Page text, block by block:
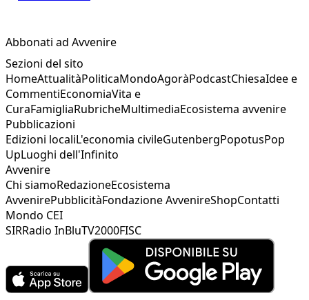
Abbonati ad Avvenire
Sezioni del sito
HomeAttualitàPoliticaMondoAgoràPodcastChiesaIdee e
CommentiEconomiaVita e
CuraFamigliaRubricheMultimediaEcosistema avvenire
Pubblicazioni
Edizioni localiL'economia civileGutenbergPopotusPop
UpLuoghi dell'Infinito
Avvenire
Chi siamoRedazioneEcosistema
AvvenirePubblicitàFondazione AvvenireShopContatti
Mondo CEI
SIRRadio InBluTV2000FISC